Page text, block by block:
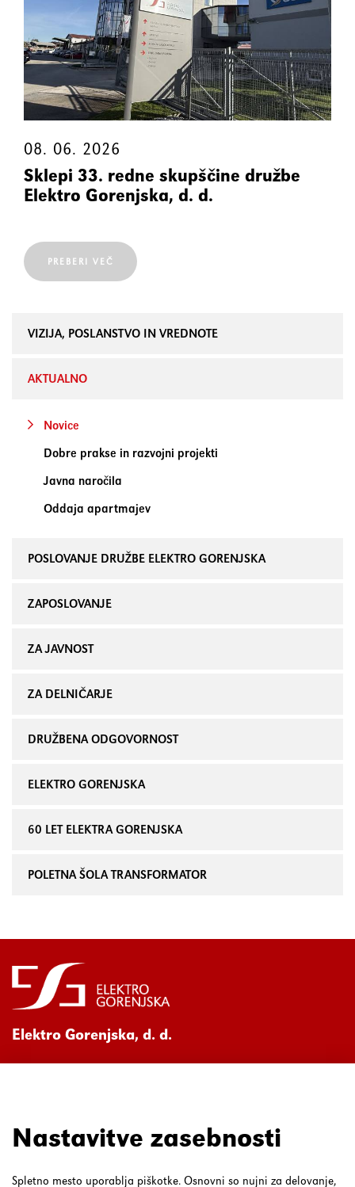
VIZIJA, POSLANSTVO IN VREDNOTE
AKTUALNO
Novice
Dobre prakse in razvojni projekti
Javna naročila
Oddaja apartmajev
POSLOVANJE DRUŽBE ELEKTRO GORENJSKA
ZAPOSLOVANJE
ZA JAVNOST
ZA DELNIČARJE
DRUŽBENA ODGOVORNOST
ELEKTRO GORENJSKA
60 LET ELEKTRA GORENJSKA
POLETNA ŠOLA TRANSFORMATOR
08. 06. 2026
Sklepi 33. redne skupščine družbe
Elektro Gorenjska, d. d.
PREBERI VEČ
Elektro Gorenjska, d. d.
Nastavitve zasebnosti
Spletno mesto uporablja piškotke. Osnovni so nujni za delovanje,